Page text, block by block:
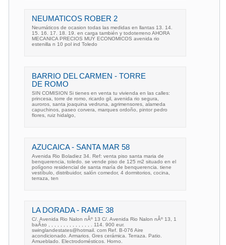
NEUMATICOS ROBER 2
Neumáticos de ocasion todas las medidas en llantas 13. 14.
15. 16. 17. 18. 19. en carga también y todoterreno AHORA
MECANICA PRECIOS MUY ECONOMICOS avenida rio
estenilla n 10 pol ind Toledo
BARRIO DEL CARMEN - TORRE
DE ROMO
SIN COMISION Si tienes en venta tu vivienda en las calles:
princesa, torre de romo, ricardo gil, avenida rio segura,
auroros, santa joaquina vedruna, agrimensores, alameda
capuchinos, paseo corvera, marques ordoño, pintor pedro
flores, ruiz hidalgo,
AZUCAICA - SANTA MAR 58
Avenida Rio Boladiez 34. Ref: venta piso santa maria de
benquerencia, toledo. se vende piso de 125 m2 situado en el
polígono residencial de santa maría de benquerencia. tiene
vestíbulo, distribuidor, salón comedor, 4 dormitorios, cocina,
terraza, ten
LA DORADA - RAME 38
C/. Avenida Rio Nalon nÂº 13 C/. Avenida Rio Nalon nÂº 13, 1
baÃ±o , , , , , , , , , , , , , , . 114. 900 eur.
swinglandestates@hotmail. com Ref. B-076 Aire
acondicionado. Armarios. Gres cerámica. Terraza. Patio.
Amueblado. Electrodomésticos. Horno.